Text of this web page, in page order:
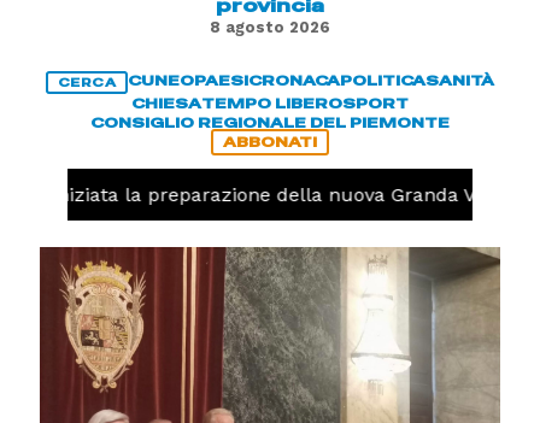
provincia
8 agosto 2026
CERCA CUNEOPAESICRONACAPOLITICASANITÀ
CHIESATEMPO LIBEROSPORT
CONSIGLIO REGIONALE DEL PIEMONTE
ABBONATI
iniziata la preparazione della nuova Granda Volley